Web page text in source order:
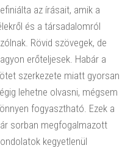
az írásait, amik a
és a társadalomról
Rövid szövegek, de
erőteljesek. Habár a
szerkezete miatt gyorsan
lehetne olvasni, mégsem
fogyasztható. Ezek a
sorban megfogalmazott
kegyetlenül